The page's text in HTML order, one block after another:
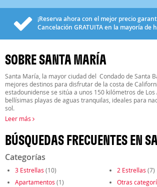
¡Reserva ahora con el mejor precio
Cancelación GRATUITAen la mayoría de
SOBRE SANTA MARÍA
Santa María, la mayor ciudad del Condado de Santa
mejores destinos para disfrutar de la costa de
estadounidense se sitúa a unos 150 kilómetros de
bellísimas playas de aguas tranquilas, ideales para
sol.
Leer más
BÚSQUEDAS FRECUENTES EN
Categorías
3 Estrellas (10) 2 Estrellas (7)
Apartamentos (1) Otras